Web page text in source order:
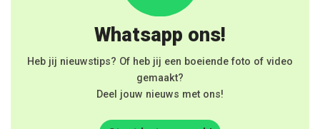
Whatsapp ons!
Heb jij nieuwstips? Of heb jij een boeiende foto of video
gemaakt?
Deel jouw nieuws met ons!